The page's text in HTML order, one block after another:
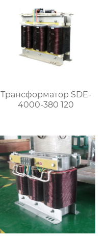
Трансформатор SDE-
4000-380 120